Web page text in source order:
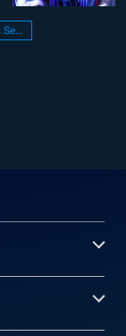
BlueStacks Setup